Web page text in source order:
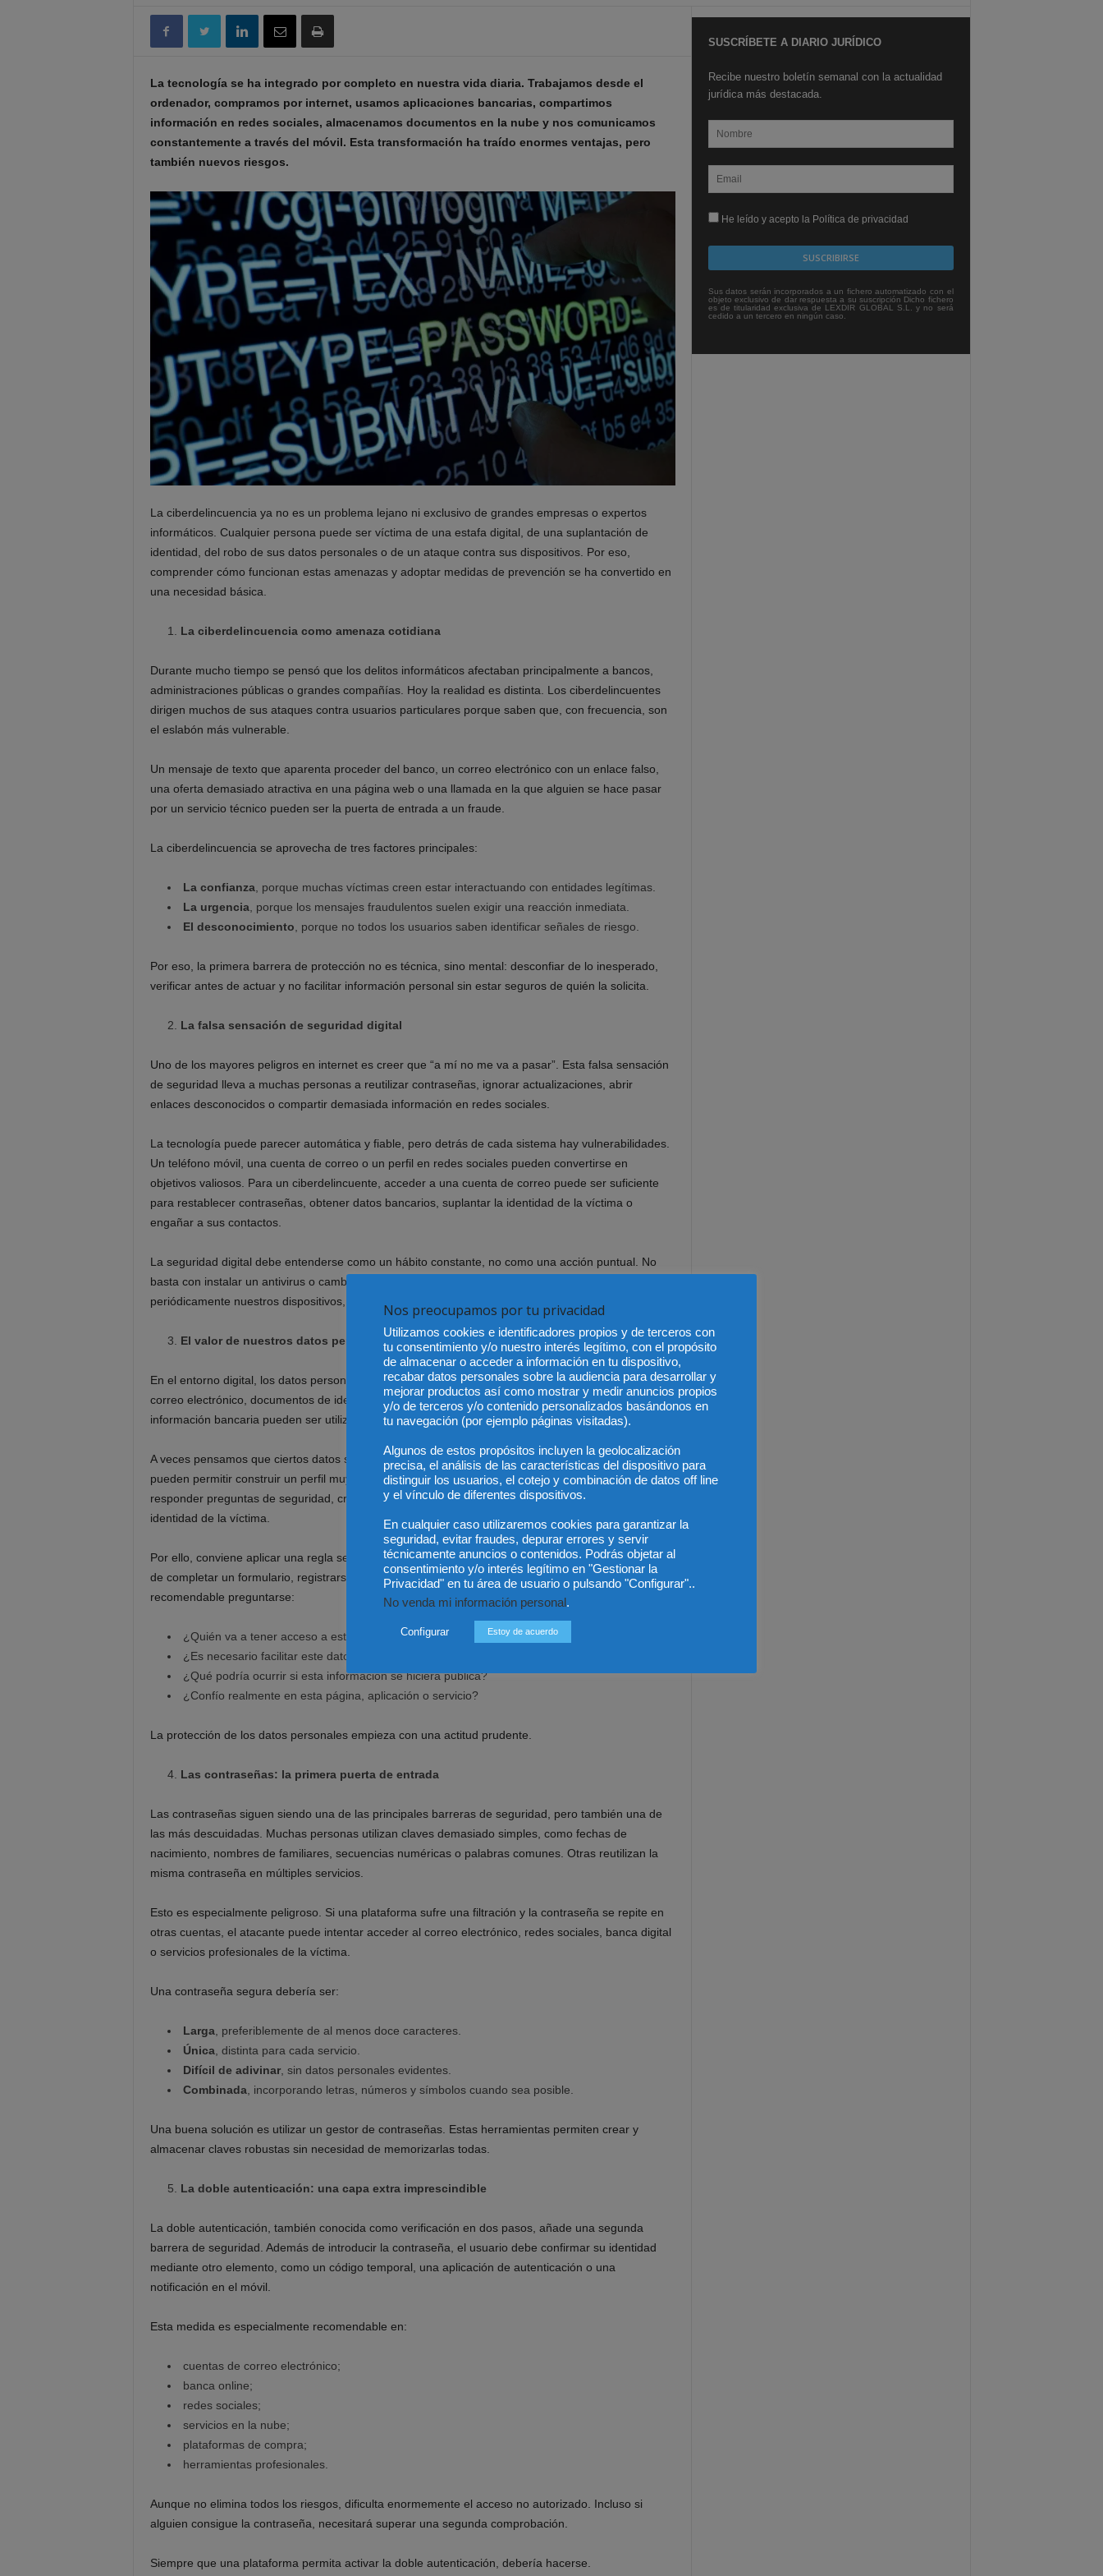
La tecnología se ha integrado por completo en nuestra vida diaria. Trabajamos desde el
ordenador, compramos por internet, usamos aplicaciones bancarias, compartimos
información en redes sociales, almacenamos documentos en la nube y nos comunicamos
constantemente a través del móvil. Esta transformación ha traído enormes ventajas, pero
también nuevos riesgos.
La ciberdelincuencia ya no es un problema lejano ni exclusivo de grandes empresas o expertos
informáticos. Cualquier persona puede ser víctima de una estafa digital, de una suplantación de
identidad, del robo de sus datos personales o de un ataque contra sus dispositivos. Por eso,
comprender cómo funcionan estas amenazas y adoptar medidas de prevención se ha convertido en
una necesidad básica.
La ciberdelincuencia como amenaza cotidiana
Durante mucho tiempo se pensó que los delitos informáticos afectaban principalmente a bancos,
administraciones públicas o grandes compañías. Hoy la realidad es distinta. Los ciberdelincuentes
dirigen muchos de sus ataques contra usuarios particulares porque saben que, con frecuencia, son
el eslabón más vulnerable.
Un mensaje de texto que aparenta proceder del banco, un correo electrónico con un enlace falso,
una oferta demasiado atractiva en una página web o una llamada en la que alguien se hace pasar
por un servicio técnico pueden ser la puerta de entrada a un fraude.
La ciberdelincuencia se aprovecha de tres factores principales:
La confianza, porque muchas víctimas creen estar interactuando con entidades legítimas.
La urgencia, porque los mensajes fraudulentos suelen exigir una reacción inmediata.
El desconocimiento, porque no todos los usuarios saben identificar señales de riesgo.
Por eso, la primera barrera de protección no es técnica, sino mental: desconfiar de lo inesperado,
verificar antes de actuar y no facilitar información personal sin estar seguros de quién la solicita.
La falsa sensación de seguridad digital
Uno de los mayores peligros en internet es creer que “a mí no me va a pasar”. Esta falsa sensación
de seguridad lleva a muchas personas a reutilizar contraseñas, ignorar actualizaciones, abrir
enlaces desconocidos o compartir demasiada información en redes sociales.
La tecnología puede parecer automática y fiable, pero detrás de cada sistema hay vulnerabilidades.
Un teléfono móvil, una cuenta de correo o un perfil en redes sociales pueden convertirse en
objetivos valiosos. Para un ciberdelincuente, acceder a una cuenta de correo puede ser suficiente
para restablecer contraseñas, obtener datos bancarios, suplantar la identidad de la víctima o
engañar a sus contactos.
La seguridad digital debe entenderse como un hábito constante, no como una acción puntual. No
basta con instalar un antivirus o cambiar una contraseña una vez. Protegerse exige revisar
periódicamente nuestros dispositivos, nuestras cuentas y nuestros comportamientos.
El valor de nuestros datos personales
En el entorno digital, los datos personales tienen un enorme valor. Nombre, dirección, teléfono,
correo electrónico, documentos de identidad, fotografías, ubicación, historial de compras o
información bancaria pueden ser utilizados para cometer fraudes.
A veces pensamos que ciertos datos son inofensivos. Sin embargo, cuando se combinan con otros,
pueden permitir construir un perfil muy completo de una persona. Esa información puede servir para
responder preguntas de seguridad, crear mensajes personalizados de engaño o suplantar la
identidad de la víctima.
Por ello, conviene aplicar una regla sencilla: no compartir más información de la necesaria. Antes
de completar un formulario, registrarse en una página o publicar contenido en redes sociales, es
recomendable preguntarse:
¿Quién va a tener acceso a esta información?
¿Es necesario facilitar este dato?
¿Qué podría ocurrir si esta información se hiciera pública?
¿Confío realmente en esta página, aplicación o servicio?
La protección de los datos personales empieza con una actitud prudente.
Las contraseñas: la primera puerta de entrada
Las contraseñas siguen siendo una de las principales barreras de seguridad, pero también una de
las más descuidadas. Muchas personas utilizan claves demasiado simples, como fechas de
nacimiento, nombres de familiares, secuencias numéricas o palabras comunes. Otras reutilizan la
misma contraseña en múltiples servicios.
Esto es especialmente peligroso. Si una plataforma sufre una filtración y la contraseña se repite en
otras cuentas, el atacante puede intentar acceder al correo electrónico, redes sociales, banca digital
o servicios profesionales de la víctima.
Una contraseña segura debería ser:
Larga, preferiblemente de al menos doce caracteres.
Única, distinta para cada servicio.
Difícil de adivinar, sin datos personales evidentes.
Combinada, incorporando letras, números y símbolos cuando sea posible.
Una buena solución es utilizar un gestor de contraseñas. Estas herramientas permiten crear y
almacenar claves robustas sin necesidad de memorizarlas todas.
La doble autenticación: una capa extra imprescindible
La doble autenticación, también conocida como verificación en dos pasos, añade una segunda
barrera de seguridad. Además de introducir la contraseña, el usuario debe confirmar su identidad
mediante otro elemento, como un código temporal, una aplicación de autenticación o una
notificación en el móvil.
Esta medida es especialmente recomendable en:
cuentas de correo electrónico;
banca online;
redes sociales;
servicios en la nube;
plataformas de compra;
herramientas profesionales.
Aunque no elimina todos los riesgos, dificulta enormemente el acceso no autorizado. Incluso si
alguien consigue la contraseña, necesitará superar una segunda comprobación.
Siempre que una plataforma permita activar la doble autenticación, debería hacerse.
SUSCRÍBETE A DIARIO JURÍDICO
Recibe nuestro boletín semanal con la actualidad
jurídica más destacada.
He leído y acepto la Política de privacidad
Sus datos serán incorporados a un fichero automatizado con el
objeto exclusivo de dar respuesta a su suscripción Dicho fichero
es de titularidad exclusiva de LEXDIR GLOBAL S.L. y no será
cedido a un tercero en ningún caso.
Nos preocupamos por tu privacidad
Utilizamos cookies e identificadores propios y de terceros con
tu consentimiento y/o nuestro interés legítimo, con el propósito
de almacenar o acceder a información en tu dispositivo,
recabar datos personales sobre la audiencia para desarrollar y
mejorar productos así como mostrar y medir anuncios propios
y/o de terceros y/o contenido personalizados basándonos en
tu navegación (por ejemplo páginas visitadas).
Algunos de estos propósitos incluyen la geolocalización
precisa, el análisis de las características del dispositivo para
distinguir los usuarios, el cotejo y combinación de datos off line
y el vínculo de diferentes dispositivos.
En cualquier caso utilizaremos cookies para garantizar la
seguridad, evitar fraudes, depurar errores y servir
técnicamente anuncios o contenidos. Podrás objetar al
consentimiento y/o interés legítimo en "Gestionar la
Privacidad" en tu área de usuario o pulsando "Configurar"..
No venda mi información personal .
Configurar Estoy de acuerdo